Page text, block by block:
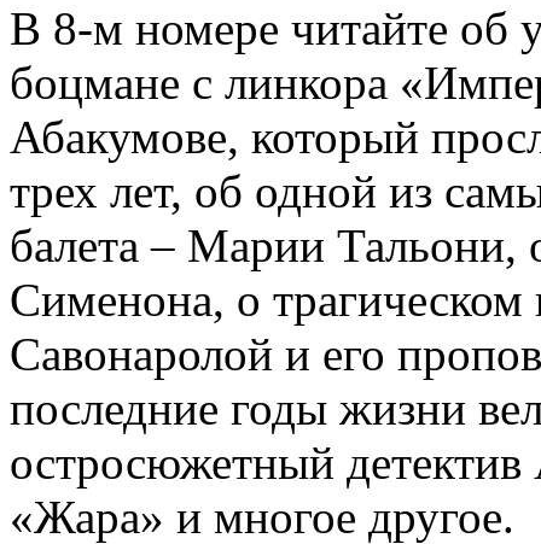
В 8-м номере читайте об
боцмане с линкора
Абакумове, который
трех лет, об одной из
балета – Марии
Сименона, о трагическом
Савонаролой и его
последние годы жизни
остросюжетный детектив
«Жара» и многое другое.